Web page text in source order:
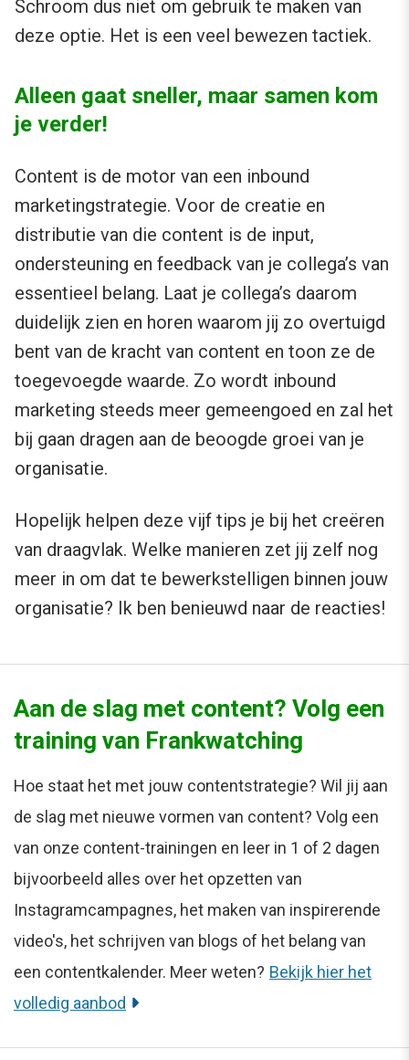
Schroom dus niet om gebruik te maken van
deze optie. Het is een veel bewezen tactiek.
Alleen gaat sneller, maar samen kom
je verder!
Content is de motor van een inbound
marketingstrategie. Voor de creatie en
distributie van die content is de input,
ondersteuning en feedback van je collega’s van
essentieel belang. Laat je collega’s daarom
duidelijk zien en horen waarom jij zo overtuigd
bent van de kracht van content en toon ze de
toegevoegde waarde. Zo wordt inbound
marketing steeds meer gemeengoed en zal het
bij gaan dragen aan de beoogde groei van je
organisatie.
Hopelijk helpen deze vijf tips je bij het creëren
van draagvlak. Welke manieren zet jij zelf nog
meer in om dat te bewerkstelligen binnen jouw
organisatie? Ik ben benieuwd naar de reacties!
Aan de slag met content? Volg een
training van Frankwatching
Hoe staat het met jouw contentstrategie? Wil jij aan
de slag met nieuwe vormen van content? Volg een
van onze content-trainingen en leer in 1 of 2 dagen
bijvoorbeeld alles over het opzetten van
Instagramcampagnes, het maken van inspirerende
video's, het schrijven van blogs of het belang van
een contentkalender. Meer weten? Bekijk hier het
volledig aanbod